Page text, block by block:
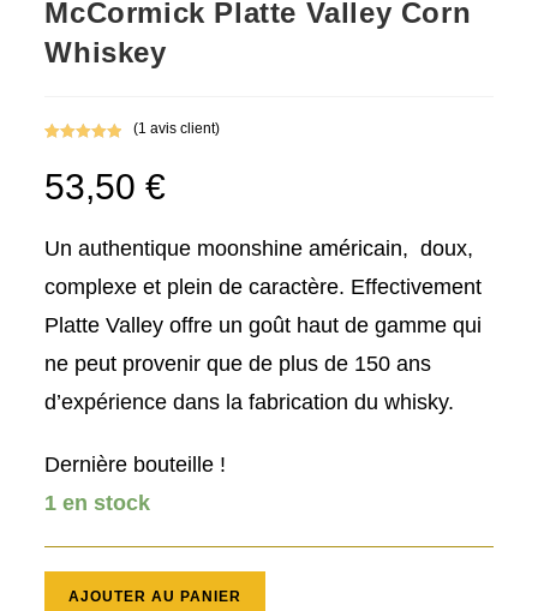
McCormick Platte Valley Corn
Whiskey
sur 5
basé sur
client
(1 avis client)
53,50€
Un authentique moonshine américain, doux,
complexe et plein de caractère. Effectivement
Platte Valley offre un goût haut de gamme qui
ne peut provenir que de plus de 150 ans
d’expérience dans la fabrication du whisky.
Dernière bouteille !
1 en stock
AJOUTER AU PANIER